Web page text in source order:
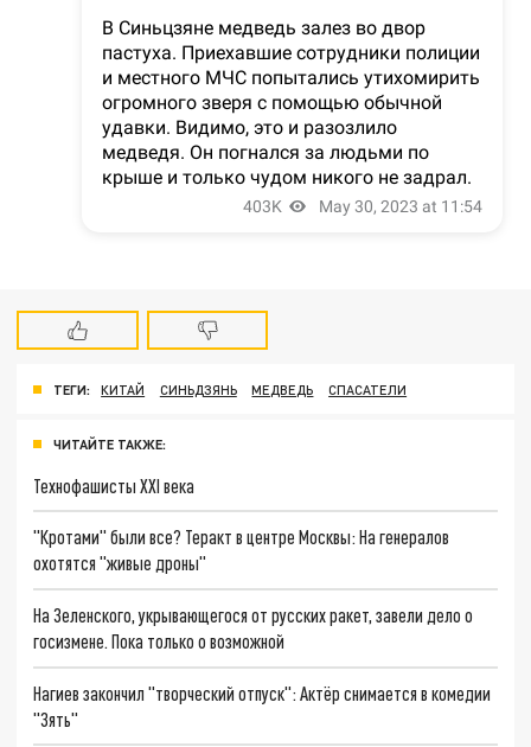
ТЕГИ: КИТАЙ СИНЬДЗЯНЬ МЕДВЕДЬ СПАСАТЕЛИ
ЧИТАЙТЕ ТАКЖЕ:
Технофашисты XXI века
"Кротами" были все? Теракт в центре Москвы: На генералов
охотятся "живые дроны"
На Зеленского, укрывающегося от русских ракет, завели дело о
госизмене. Пока только о возможной
Нагиев закончил "творческий отпуск": Актёр снимается в комедии
"Зять"